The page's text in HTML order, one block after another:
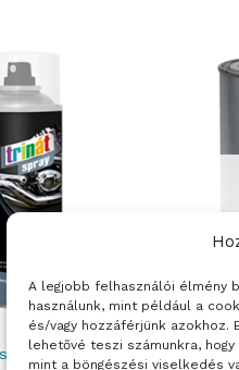
A legjobb felhasználói élmény
használunk, mint például a
és/vagy hozzáférjünk azokhoz.
lehetővé teszi számunkra,
mint a böngészési viselkedés
fedőlakk